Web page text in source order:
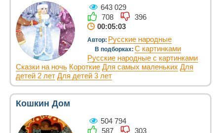
643 029
708
396
00:05:03
Автор: Русские народные
В подборках: С картинками
Русские народные с картинками
Сказки на ночь Короткие Для самых маленьких Для
детей 2 лет Для детей 3 лет
Кошкин Дом
504 794
587
303